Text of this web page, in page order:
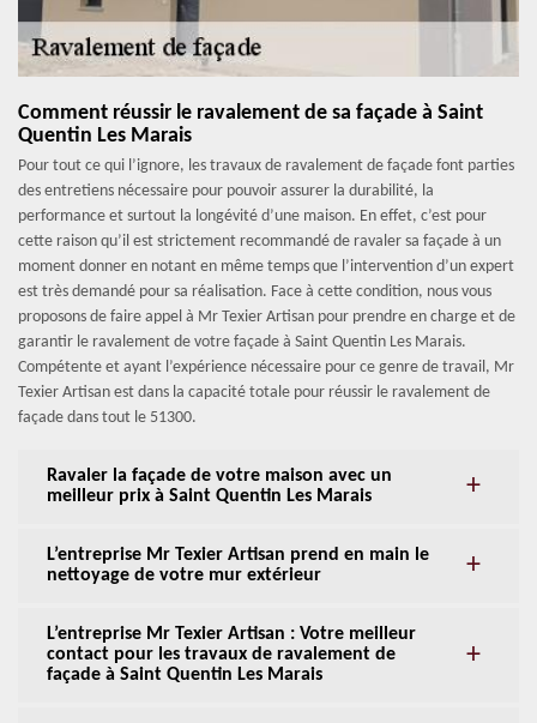
Comment réussir le ravalement de sa façade à Saint
Quentin Les Marais
Pour tout ce qui l’ignore, les travaux de ravalement de façade font parties
des entretiens nécessaire pour pouvoir assurer la durabilité, la
performance et surtout la longévité d’une maison. En effet, c’est pour
cette raison qu’il est strictement recommandé de ravaler sa façade à un
moment donner en notant en même temps que l’intervention d’un expert
est très demandé pour sa réalisation. Face à cette condition, nous vous
proposons de faire appel à Mr Texier Artisan pour prendre en charge et de
garantir le ravalement de votre façade à Saint Quentin Les Marais.
Compétente et ayant l’expérience nécessaire pour ce genre de travail, Mr
Texier Artisan est dans la capacité totale pour réussir le ravalement de
façade dans tout le 51300.
Ravaler la façade de votre maison avec un
meilleur prix à Saint Quentin Les Marais
L’entreprise Mr Texier Artisan prend en main le
nettoyage de votre mur extérieur
L’entreprise Mr Texier Artisan : Votre meilleur
contact pour les travaux de ravalement de
façade à Saint Quentin Les Marais